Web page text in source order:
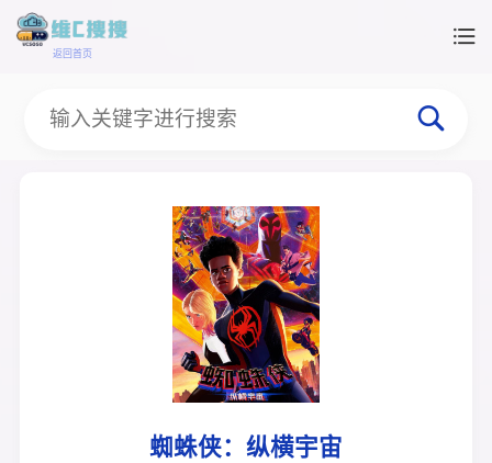
返回首页
蜘蛛侠：纵横宇宙